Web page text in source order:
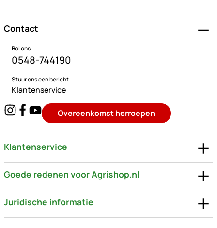
Contact
Bel ons
0548-744190
Stuur ons een bericht
Klantenservice
Overeenkomst herroepen
Klantenservice
Goede redenen voor Agrishop.nl
Juridische informatie